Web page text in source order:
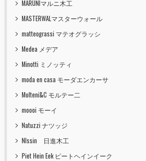
MARUNIマルニ木工
MASTERWALマスターウォール
matteograssi マテオグラッシ
Medea メデア
Minotti ミノッティ
moda en casa モーダエンカーサ
Molteni&C モルテー二
moooi モーイ
Natuzzi ナツッジ
NIssin 日進木工
Piet Hein Eek ピートヘインイーク